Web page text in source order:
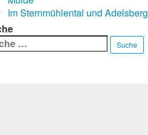
Im Sternmühlental und Adelsberg
Suche